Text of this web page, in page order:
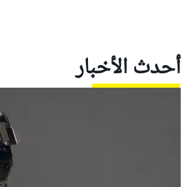
أحدث الأخبار